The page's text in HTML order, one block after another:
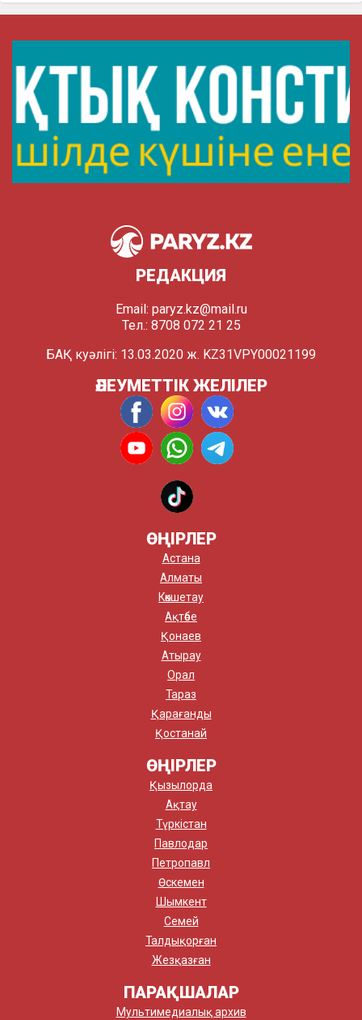
РЕДАКЦИЯ
Email: paryz.kz@mail.ru
Тел.: 8708 072 21 25
БАҚ куәлігі: 13.03.2020 ж. KZ31VPY00021199
ӘЛЕУМЕТТІК ЖЕЛІЛЕР
ӨҢІРЛЕР
Астана
Алматы
Көкшетау
Ақтөбе
Қонаев
Атырау
Орал
Тараз
Қарағанды
Қостанай
ӨҢІРЛЕР
Қызылорда
Ақтау
Түркістан
Павлодар
Петропавл
Өскемен
Шымкент
Семей
Талдықорған
Жезқазған
ПАРАҚШАЛАР
Мультимедиалық архив